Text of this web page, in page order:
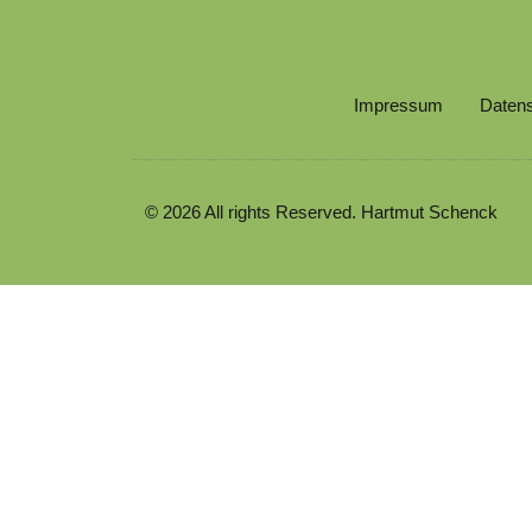
Impressum
© 2026 All rights Reserved. Hartmut Schenck